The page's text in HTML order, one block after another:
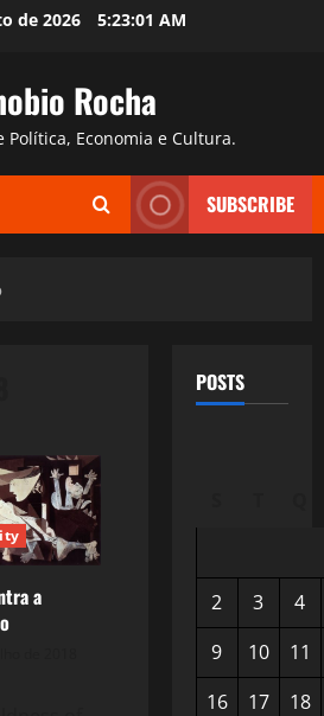
de 2026 5:23:02 AM
Rocha
Política, Economia e Cultura.
SUBSCRIBE
a
POSTS
2 3
4
9
10
11
16
17
18